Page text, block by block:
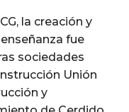
la creación y
fue
sociedades
Unión
y